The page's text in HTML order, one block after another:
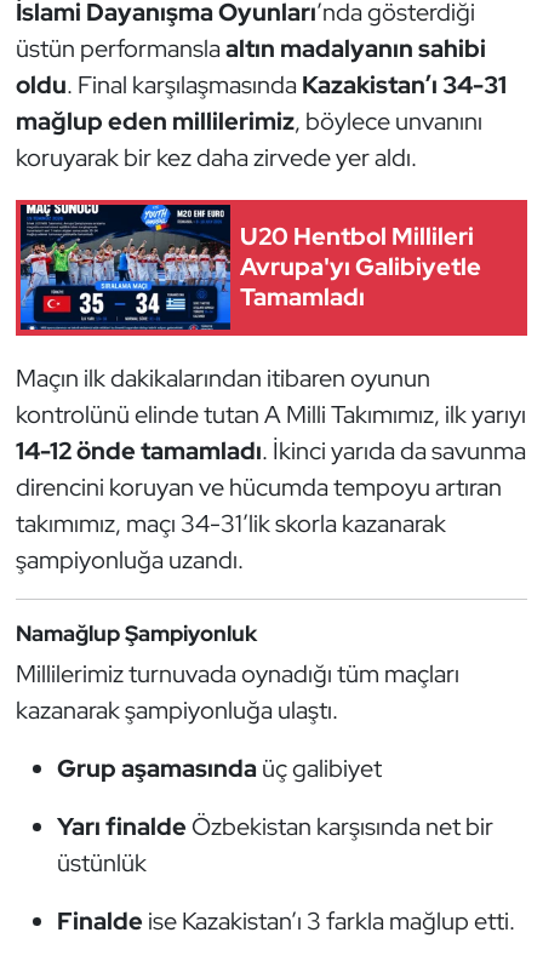
İslami Dayanışma Oyunları’nda gösterdiği
üstün performanslaaltın madalyanın sahibi
oldu. Final karşılaşmasında Kazakistan’ı 34-31
mağlup eden millilerimiz, böylece unvanını
koruyarak bir kez daha zirvede yer aldı.
U20 Hentbol Millileri
Avrupa'yı Galibiyetle
Tamamladı
Maçın ilk dakikalarından itibaren oyunun
kontrolünü elinde tutan A Milli Takımımız, ilk yarıyı
14-12 önde tamamladı. İkinci yarıda da savunma
direncini koruyan ve hücumda tempoyu artıran
takımımız, maçı 34-31’lik skorla kazanarak
şampiyonluğa uzandı.
Namağlup Şampiyonluk
Millilerimiz turnuvada oynadığı tüm maçları
kazanarak şampiyonluğa ulaştı.
Grup aşamasındaüç galibiyet
Yarı finalde Özbekistan karşısında net bir
üstünlük
Finalde ise Kazakistan’ı 3 farkla mağlup etti.
Futbol
Futsal
Genel
Golf
Güreş
Halter
Hava Sporları
Hentbol
İşitme Engelli Sporcular
Judo ve Kuraş
Kano ve Rafting
Karate
Kayak
Kempo